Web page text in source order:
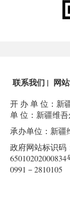
联系我们 | 网
开 办 单 位：新
单 位：新疆维
承办单位：新疆
政府网站标识码
65010202000834
0991－2810105